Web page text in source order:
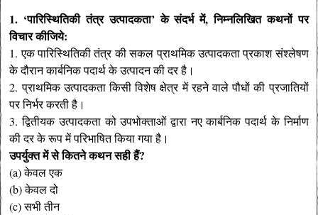
1. ‘पारिस्थितिकी तंत्र उत्पादकता’ के संदर्भ में, निम्नलिखित कथनों पर
विचार कीजिये:
1. एक पारिस्थितिकी तंत्र की सकल प्राथमिक उत्पादकता प्रकाश संश्लेषण
के दौरान कार्बनिक पदार्थ के उत्पादन की दर है।
2. प्राथमिक उत्पादकता किसी विशेष क्षेत्र में रहने वाले पौधों की प्रजातियों
पर निर्भर करती है।
3. द्वितीयक उत्पादकता को उपभोक्ताओं द्वारा नए कार्बनिक पदार्थ के निर्माण
की दर के रूप में परिभाषित किया गया है।
उपर्युक्त में से कितने कथन सही हैं?
(a) केवल एक
(b) केवल दो
(c) सभी तीन